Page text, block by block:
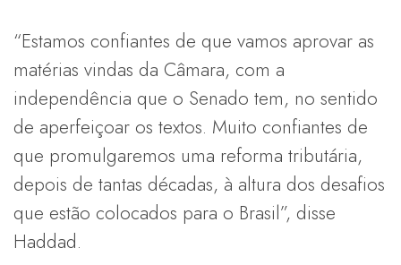
“Estamos confiantes de que vamos aprovar as
matérias vindas da Câmara, com a
independência que o Senado tem, no sentido
de aperfeiçoar os textos. Muito confiantes de
que promulgaremos uma reforma tributária,
depois de tantas décadas, à altura dos desafios
que estão colocados para o Brasil”, disse
Haddad.